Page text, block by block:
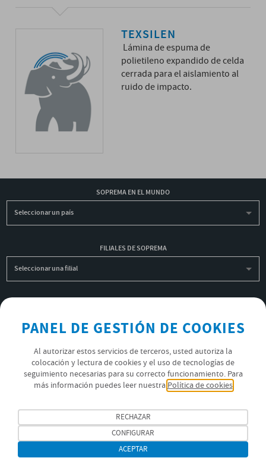
TEXSILEN
Lámina de espuma de
polietileno expandido de celda
cerrada para el aislamiento al
ruido de impacto.
SOPREMA EN EL MUNDO
Seleccionar un país
FILIALES DE SOPREMA
Seleccionar una filial
OK
POLÍTICA DE PRIVACIDAD
ÚNETE AL EQUIPO SOPREMA
SÍGUENOS
PANEL DE GESTIÓN DE COOKIES
Al autorizar estos servicios de terceros, usted autoriza la
colocación y lectura de cookies y el uso de tecnologías de
seguimiento necesarias para su correcto funcionamiento. Para
más información puedes leer nuestra Política de cookies
RECHAZAR
CONFIGURAR
ACEPTAR